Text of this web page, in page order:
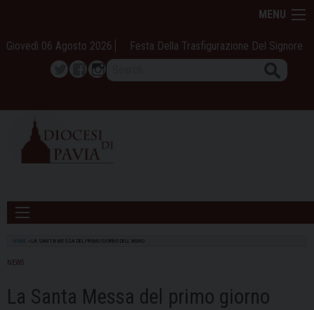
content
MENU
Giovedì 06 Agosto 2026 Festa Della Trasfigurazione Del Signore
TwitterFacebook
Instagram
HOME LA SANTA MESSA DEL PRIMO GIORNO DELL’ANNO
NEWS
La Santa Messa del primo giorno